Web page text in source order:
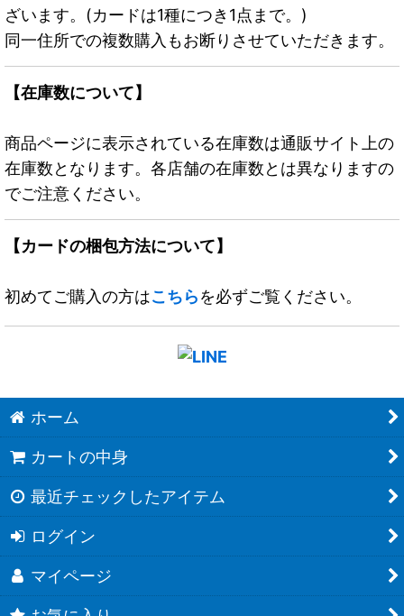
ざいます。(カードは1種につき1点まで。)
同一住所での複数購入もお断りさせていただきます。
【在庫数について】
商品ページに表示されている在庫数は通販サイト上の
在庫数となります。各店舗の在庫数とは異なりますの
でご注意ください。
【カードの梱包方法について】
初めてご購入の方はこちらを必ずご覧ください。
ホーム
カートの中身
最近チェックしたアイテム
ログイン
マイページ